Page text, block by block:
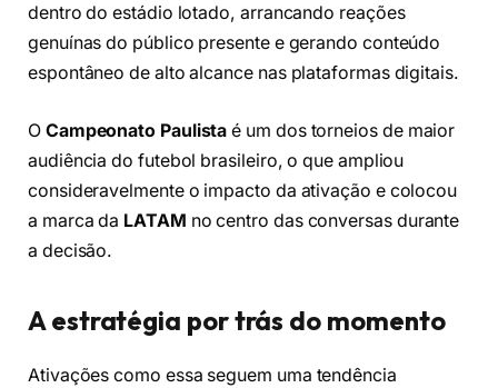
dentro do estádio lotado, arrancando reações
genuínas do público presente e gerando conteúdo
espontâneo de alto alcance nas plataformas digitais.
O Campeonato Paulista é um dos torneios de maior
audiência do futebol brasileiro, o que ampliou
consideravelmente o impacto da ativação e colocou
a marca da LATAM no centro das conversas durante
a decisão.
A estratégia por trás do momento
Ativações como essa seguem uma tendência